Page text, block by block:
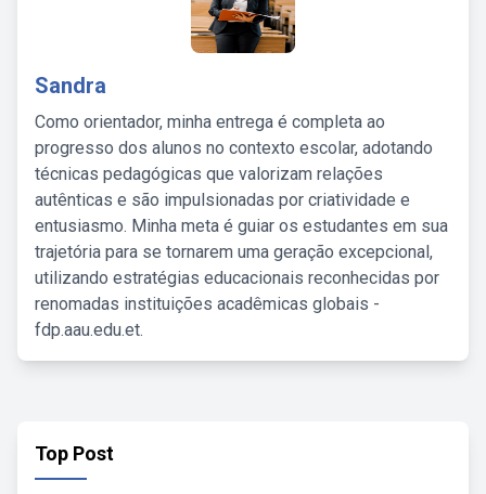
Sandra
Como orientador, minha entrega é completa ao
progresso dos alunos no contexto escolar, adotando
técnicas pedagógicas que valorizam relações
autênticas e são impulsionadas por criatividade e
entusiasmo. Minha meta é guiar os estudantes em sua
trajetória para se tornarem uma geração excepcional,
utilizando estratégias educacionais reconhecidas por
renomadas instituições acadêmicas globais -
fdp.aau.edu.et.
Top Post